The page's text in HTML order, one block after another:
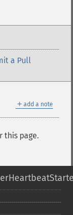
a Pull
＋ add a note
this page.